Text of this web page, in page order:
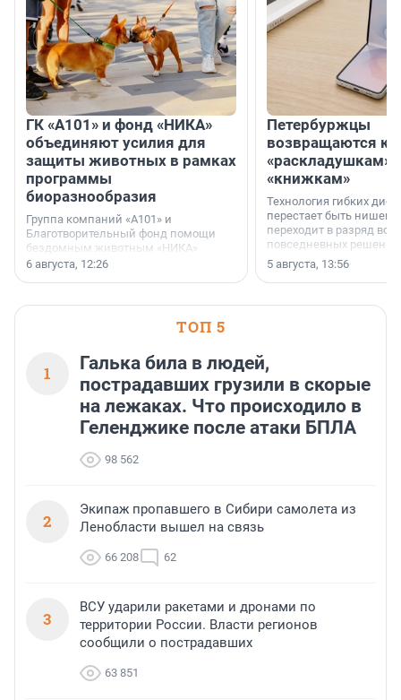
ГК «А101» и фонд «НИКА»
объединяют усилия для
защиты животных в рамках
программы
биоразнообразия
Группа компаний «А101» и
Благотворительный фонд помощи
бездомным животным «НИКА»
заключили соглашение о
6 августа, 12:26
Петербуржцы
возвращаются к
«раскладушкам»
«книжкам»
Технология гибких
перестает быть
переходит в разряд
повседневных
5 августа, 13:56
ТОП 5
1
Галька била в людей,
пострадавших грузили в скорые
на лежаках. Что происходило в
Геленджике после атаки БПЛА
98 562
2
Экипаж пропавшего в Сибири самолета из
Ленобласти вышел на связь
66 208 62
3
ВСУ ударили ракетами и дронами по
территории России. Власти регионов
сообщили о пострадавших
63 851